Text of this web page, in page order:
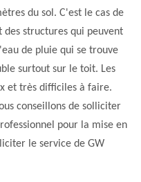
du sol. C'est le cas de
des structures qui peuvent
de pluie qui se trouve
surtout sur le toit. Les
et très difficiles à faire.
conseillons de solliciter
pour la mise en
le service de GW